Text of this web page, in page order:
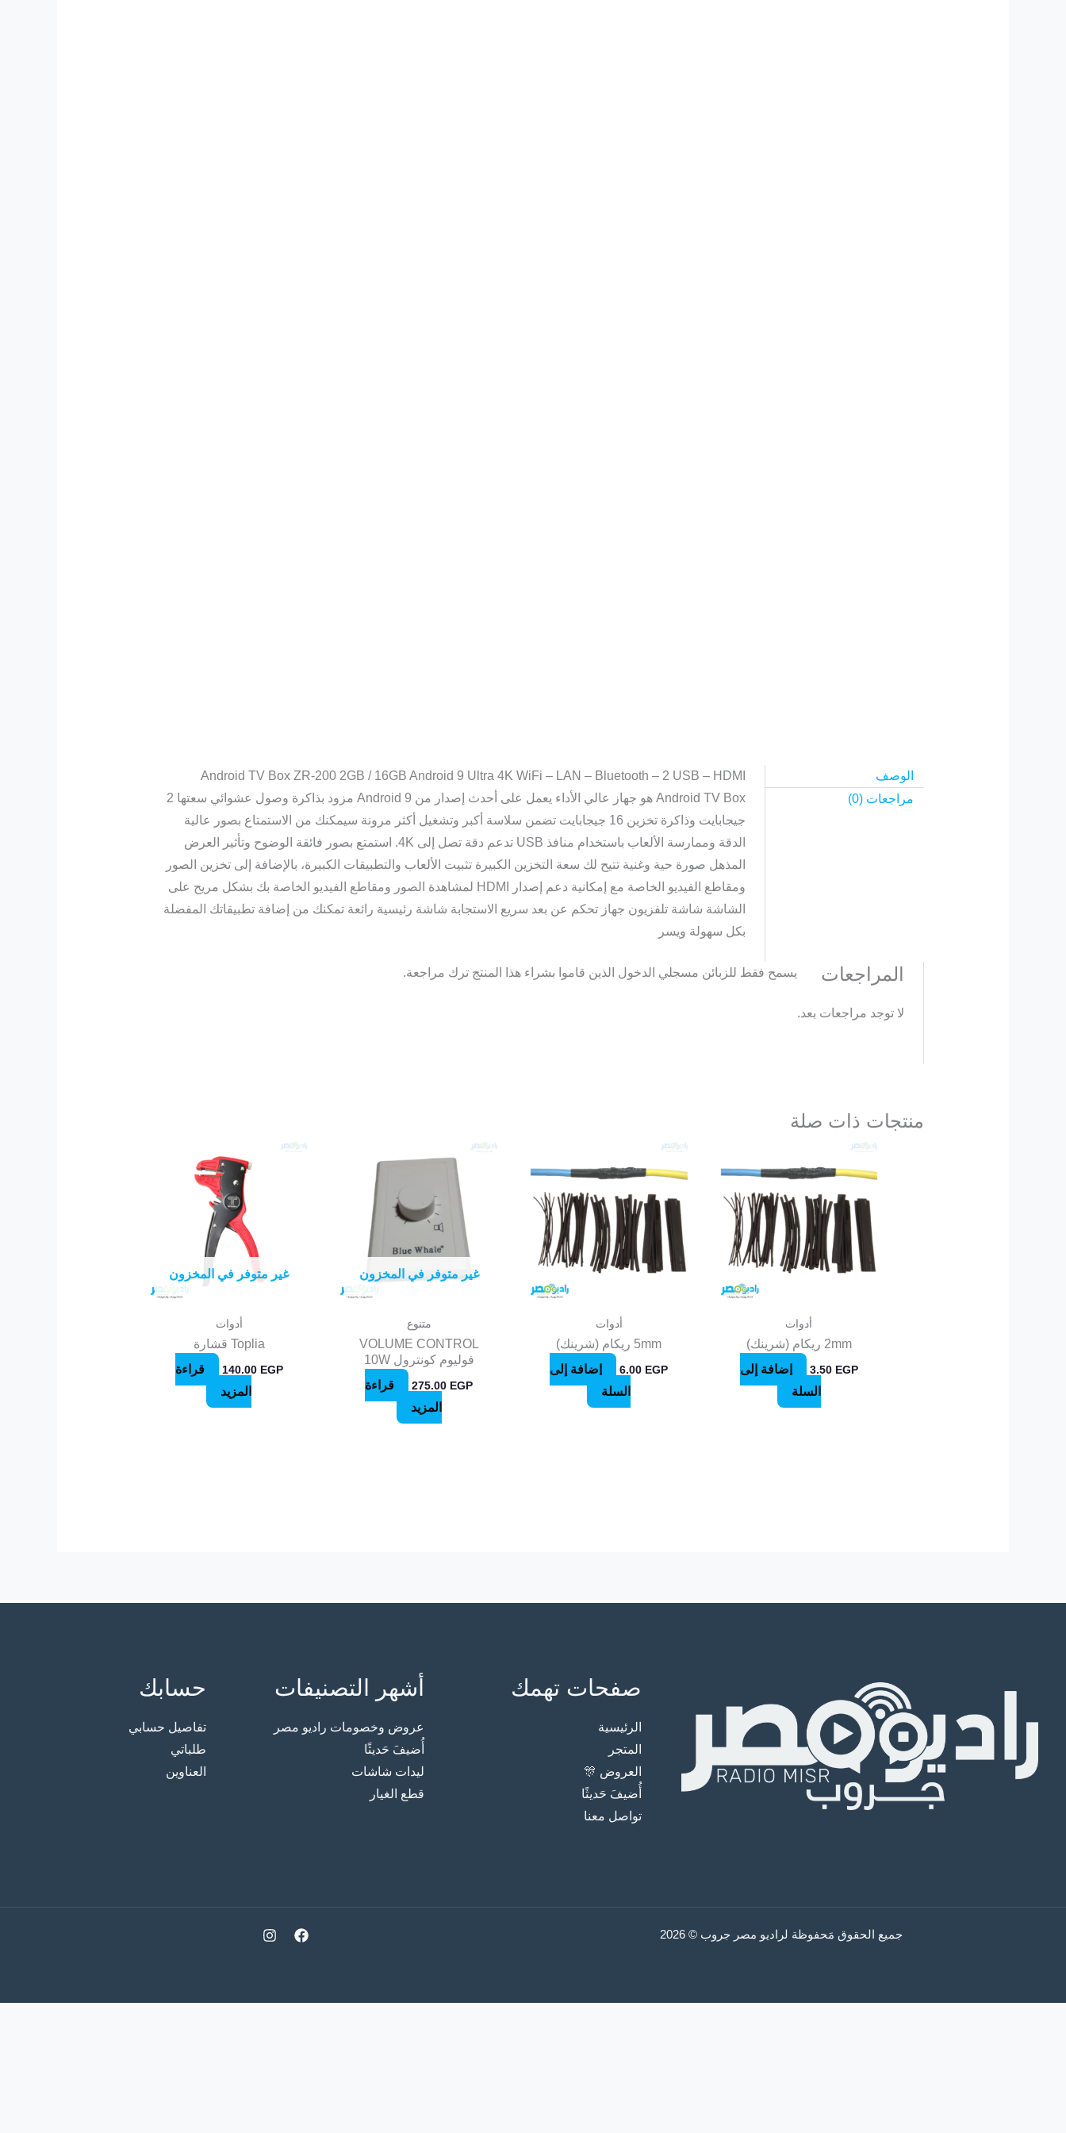
الوصف
مراجعات (0)
Android TV Box ZR-200 2GB / 16GB Android 9 Ultra 4K WiFi – LAN – Bluetooth – 2 USB – HDMI
Android TV Box هو جهاز عالي الأداء يعمل على أحدث إصدار من Android 9 مزود بذاكرة وصول عشوائي سعتها 2
جيجابايت وذاكرة تخزين 16 جيجابايت تضمن سلاسة أكبر وتشغيل أكثر مرونة سيمكنك من الاستمتاع بصور عالية
الدقة وممارسة الألعاب باستخدام منافذ USB تدعم دقة تصل إلى 4K. استمتع بصور فائقة الوضوح وتأثير العرض
المذهل صورة حية وغنية تتيح لك سعة التخزين الكبيرة تثبيت الألعاب والتطبيقات الكبيرة، بالإضافة إلى تخزين الصور
ومقاطع الفيديو الخاصة مع إمكانية دعم إصدار HDMI لمشاهدة الصور ومقاطع الفيديو الخاصة بك بشكل مريح على
الشاشة شاشة تلفزيون جهاز تحكم عن بعد سريع الاستجابة شاشة رئيسية رائعة تمكنك من إضافة تطبيقاتك المفضلة
بكل سهولة ويسر
المراجعات
لا توجد مراجعات بعد.
يسمح فقط للزبائن مسجلي الدخول الذين قاموا بشراء هذا المنتج ترك مراجعة.
منتجات ذات صلة
أدوات
2mm ريكام (شرينك)
3.50 EGP
إضافة إلى
السلة
أدوات
5mm ريكام (شرينك)
6.00 EGP
إضافة إلى
السلة
غير متوفر في المخزون
متنوع
VOLUME CONTROL
فوليوم كونترول 10W
275.00 EGP
قراءة
المزيد
غير متوفر في المخزون
أدوات
Toplia قشارة
140.00 EGP
قراءة
المزيد
صفحات تهمك
الرئيسية
المتجر
العروض 🎊
أُضيفَ حَديثًا
تواصل معنا
أشهر التصنيفات
عروض وخصومات راديو مصر
أُضيفَ حَديثًا
ليدات شاشات
قطع الغيار
حسابك
تفاصيل حسابي
طلباتي
العناوين
جميع الحقوق مَحفوظة لراديو مصر جروب © 2026